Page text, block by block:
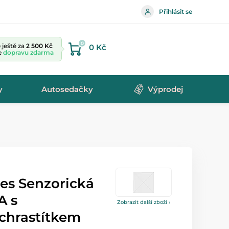
Přihlásit se
za 2 500 Kč
dopravu zdarma
0 0 Kč
Autosedačky Výprodej
Zobrazit další zboží ›
Senzorická
s